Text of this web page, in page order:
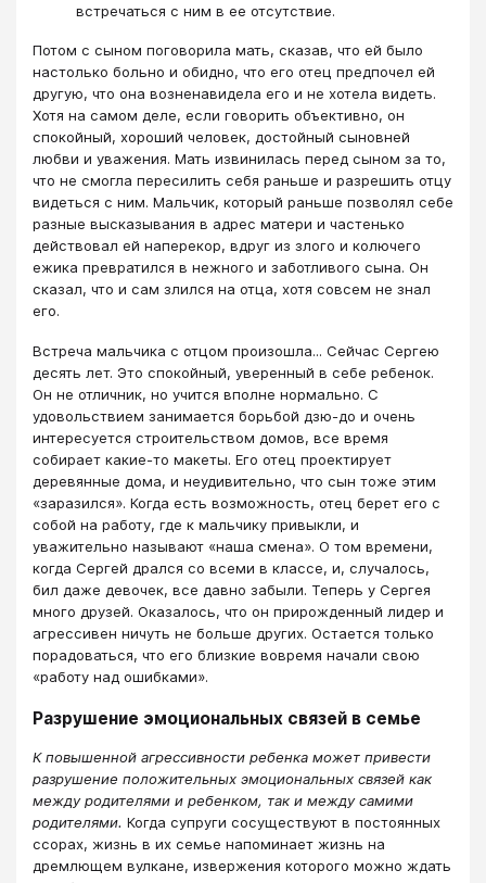
встречаться с ним в ее отсутствие.
Потом с сыном поговорила мать, сказав, что ей было
настолько больно и обидно, что его отец предпочел ей
другую, что она возненавидела его и не хотела видеть.
Хотя на самом деле, если говорить объективно, он
спокойный, хороший человек, достойный сыновней
любви и уважения. Мать извинилась перед сыном за то,
что не смогла пересилить себя раньше и разрешить отцу
видеться с ним. Мальчик, который раньше позволял себе
разные высказывания в адрес матери и частенько
действовал ей наперекор, вдруг из злого и колючего
ежика превратился в нежного и заботливого сына. Он
сказал, что и сам злился на отца, хотя совсем не знал
его.
Встреча мальчика с отцом произошла... Сейчас Сергею
десять лет. Это спокойный, уверенный в себе ребенок.
Он не отличник, но учится вполне нормально. С
удовольствием занимается борьбой дзю-до и очень
интересуется строительством домов, все время
собирает какие-то макеты. Его отец проектирует
деревянные дома, и неудивительно, что сын тоже этим
«заразился». Когда есть возможность, отец берет его с
собой на работу, где к мальчику привыкли, и
уважительно называют «наша смена». О том времени,
когда Сергей дрался со всеми в классе, и, случалось,
бил даже девочек, все давно забыли. Теперь у Сергея
много друзей. Оказалось, что он прирожденный лидер и
агрессивен ничуть не больше других. Остается только
порадоваться, что его близкие вовремя начали свою
«работу над ошибками».
Разрушение эмоциональных связей в семье
К повышенной агрессивности ребенка может привести
разрушение положительных эмоциональных связей как
между родителями и ребенком, так и между самими
родителями. Когда супруги сосуществуют в постоянных
ссорах, жизнь в их семье напоминает жизнь на
дремлющем вулкане, извержения которого можно ждать